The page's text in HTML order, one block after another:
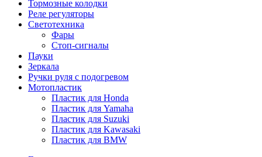
Тормозные колодки
Реле регуляторы
Cветотехника
Фары
Стоп-сигналы
Пауки
Зеркала
Ручки руля с подогревом
Мотопластик
Пластик для Honda
Пластик для Yamaha
Пластик для Suzuki
Пластик для Kawasaki
Пластик для BMW